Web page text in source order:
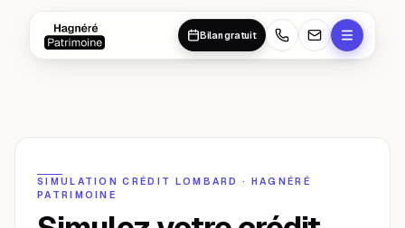
Bilan gratuit
SIMULATION CRÉDIT LOMBARD · HAGNÉRÉ
PATRIMOINE